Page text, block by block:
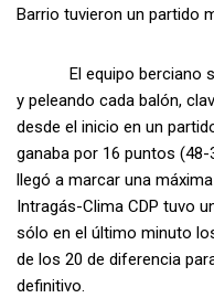
Barrio tuvieron un partido
El equipo berciano
y peleando cada balón,
desde el inicio en un
ganaba por 16 puntos
llegó a marcar una
Intragás-Clima CDP tuvo
sólo en el último minuto
de los 20 de diferencia
definitivo.